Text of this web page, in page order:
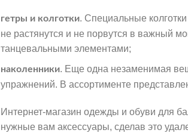
гетры и колготки. Специальные
не растянутся и не порвутся в важный
танцевальными элементами;
наколенники. Еще одна незаменимая
упражнений. В ассортименте
Интернет-магазин одежды и обуви для
нужные вам аксессуары, сделав это